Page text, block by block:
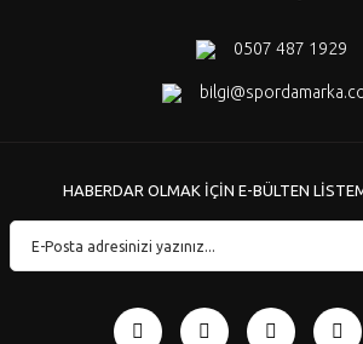
0507 487 1929
HABERDAR OLMAK İÇİN E-BÜLTEN